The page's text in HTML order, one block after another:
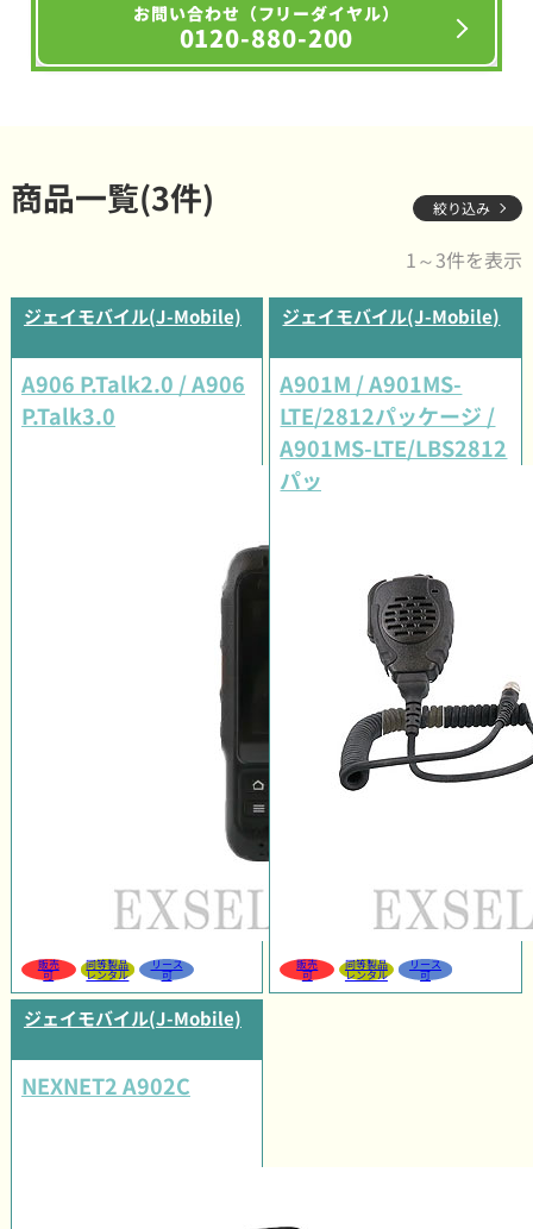
お問い合わせ（フリーダイヤル）
0120-880-200
商品一覧(3件) 絞り込み
1～3件を表示
ジェイモバイル(J-Mobile)
A906 P.Talk2.0 / A906
P.Talk3.0
販売
可
同等製品
レンタル
リース
可
ジェイモバイル(J-Mobile)
A901M / A901MS-
LTE/2812パッケージ /
A901MS-LTE/LBS2812
パッケージ
販売
可
同等製品
レンタル
リース
可
ジェイモバイル(J-Mobile)
NEXNET2 A902C